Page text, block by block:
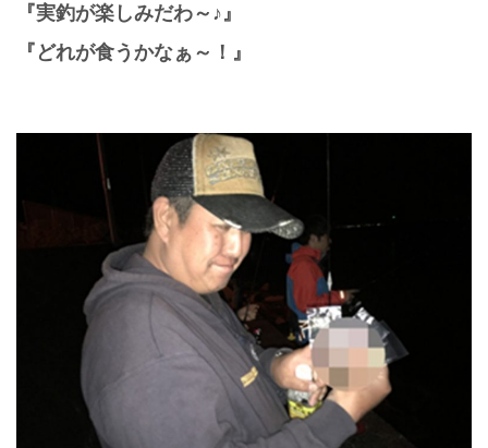
『実釣が楽しみだわ～♪』
『どれが食うかなぁ～！』